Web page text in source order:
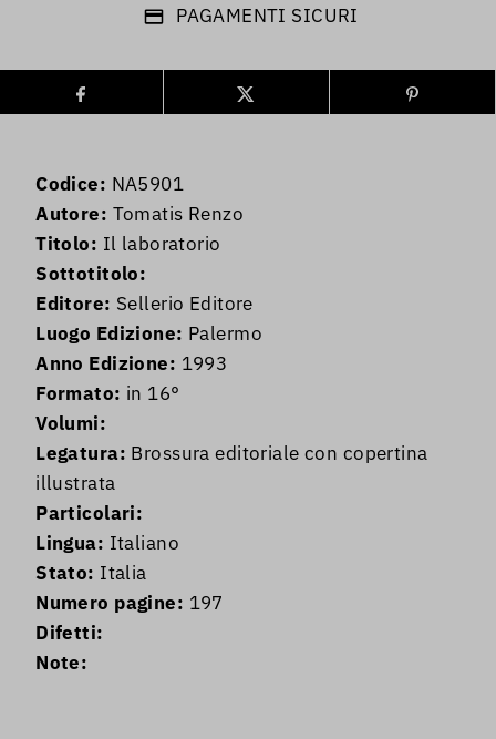
PAGAMENTI SICURI
Codice: NA5901
Autore: Tomatis Renzo
Titolo: Il laboratorio
Sottotitolo:
Editore: Sellerio Editore
Luogo Edizione: Palermo
Anno Edizione: 1993
Formato: in 16°
Volumi:
Legatura: Brossura editoriale con copertina
illustrata
Particolari:
Lingua: Italiano
Stato: Italia
Numero pagine: 197
Difetti:
Note: